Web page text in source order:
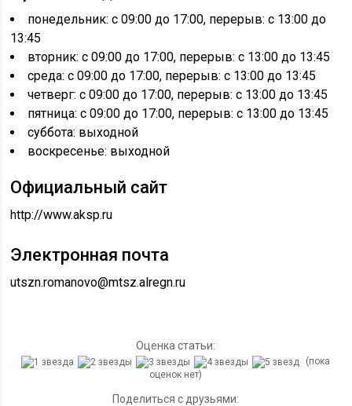
понедельник: с 09:00 до 17:00, перерыв: с 13:00 до
13:45
вторник: с 09:00 до 17:00, перерыв: с 13:00 до 13:45
среда: с 09:00 до 17:00, перерыв: с 13:00 до 13:45
четверг: с 09:00 до 17:00, перерыв: с 13:00 до 13:45
пятница: с 09:00 до 17:00, перерыв: с 13:00 до 13:45
суббота: выходной
воскресенье: выходной
Официальный сайт
http://www.aksp.ru
Электронная почта
utszn.romanovo@mtsz.alregn.ru
Оценка статьи:
(пока
оценок нет)
Поделиться с друзьями: